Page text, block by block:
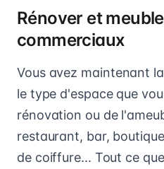
Rénover et
commerciaux
Vous avez maintenant
le type d'espace que
rénovation ou de
restaurant, bar,
de coiffure... Tout ce